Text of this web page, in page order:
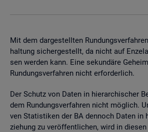
Mit dem dar­ge­stell­ten
hal­tung si­cher­ge­stellt, da nicht auf
sen wer­den kann. Eine se­kun­dä­re
Run­dungs­ver­fah­ren nicht er­for­der­lich.
Der Schutz von Daten in hier­ar­chi­scher
dem Run­dungs­ver­fah­ren nicht mög­lich.
ven Sta­tis­ti­ken der BA den­noch Daten in
zie­hung zu ver­öf­fent­li­chen, wird in